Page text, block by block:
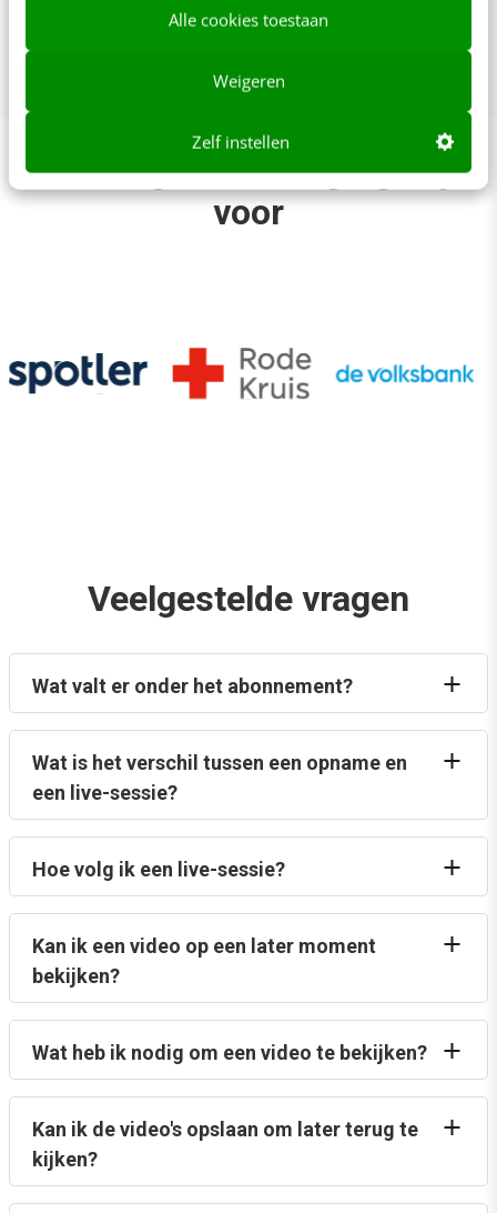
Alle cookies toestaan
Weigeren
Zelf instellen
Met Video Academy krijg je toegang tot 130+ AI- en
marketingcursussen. Van visuele contentcreatie tot SEO en
GEO. Leer op je eigen tempo en blijf up-to-date.
Deze organisaties gingen je
voor
Veelgestelde vragen
Wat valt er onder het abonnement?
Wat is het verschil tussen een opname en
een live-sessie?
Hoe volg ik een live-sessie?
Kan ik een video op een later moment
bekijken?
Wat heb ik nodig om een video te bekijken?
Kan ik de video's opslaan om later terug te
kijken?